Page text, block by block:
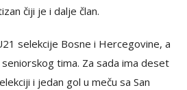
čiji je i dalje član.
selekcije Bosne i Hercegovine, a
tima. Za sada ima deset
i jedan gol u meču sa San